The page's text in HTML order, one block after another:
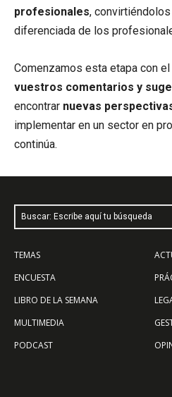
profesionales,
diferenciada de los
Comenzamos esta etapa con
vuestros comentarios y
encontrar nuevas
implementar en un sector en
continúa.
Buscar: Escribe aquí tu búsqueda
TEMAS
ENCUESTA
LIBRO DE LA SEMANA
MULTIMEDIA
PODCAST